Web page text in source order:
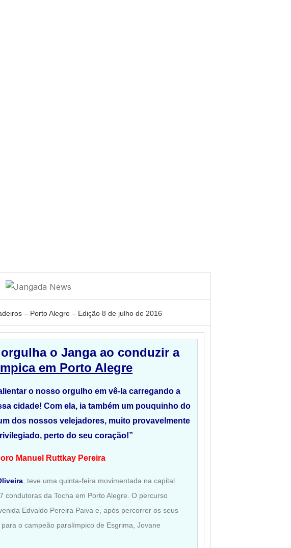
– Porto Alegre – Edição 8 de julho de 2016
o Janga ao conduzir a
em Porto Alegre
o nosso orgulho em vê-la carregando a
cidade! Com ela, ia também um pouquinho do
dos nossos velejadores, muito provavelmente
perto do seu coração!”
Manuel Ruttkay Pereira
, teve uma quinta-feira movimentada na capital
condutoras da Tocha em Porto Alegre. O percurso
Edvaldo Pereira Paiva e, após percorrer os seus
o campeão paralímpico de Esgrima, Jovane